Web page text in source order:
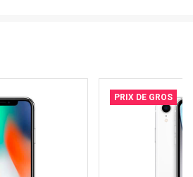
PRIX DE GROS